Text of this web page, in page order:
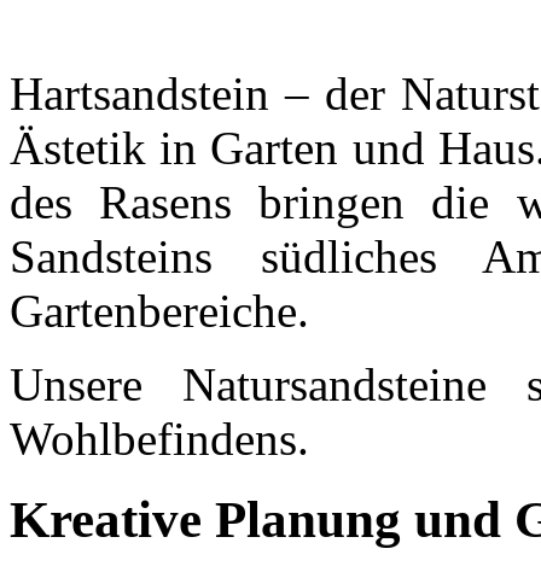
Hartsandstein – der
Ästetik in Garten und
des Rasens bringen die
Sandsteins südliches
Gartenbereiche.
Unsere
Wohlbefindens.
Kreative Planung und